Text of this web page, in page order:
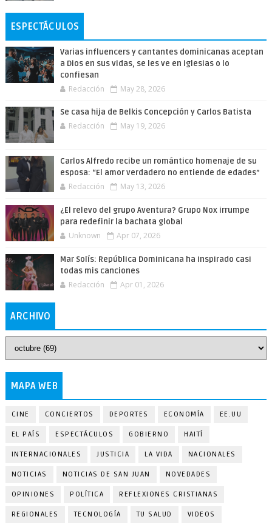
ESPECTÁCULOS
Varias influencers y cantantes dominicanas aceptan
a Dios en sus vidas, se les ve en iglesias o lo
confiesan
Redacción May 28, 2026
Se casa hija de Belkis Concepción y Carlos Batista
Redacción May 19, 2026
Carlos Alfredo recibe un romántico homenaje de su
esposa: “El amor verdadero no entiende de edades”
Redacción May 13, 2026
¿El relevo del grupo Aventura? Grupo Nox irrumpe
para redefinir la bachata global
Unknown Apr 07, 2026
Mar Solís: República Dominicana ha inspirado casi
todas mis canciones
Redacción Apr 01, 2026
ARCHIVO
MAPA WEB
CINE CONCIERTOS DEPORTES ECONOMÍA EE.UU
EL PAÍS ESPECTÁCULOS GOBIERNO HAITÍ
INTERNACIONALES JUSTICIA LA VIDA NACIONALES
NOTICIAS NOTICIAS DE SAN JUAN NOVEDADES
OPINIONES POLÍTICA REFLEXIONES CRISTIANAS
REGIONALES TECNOLOGÍA TU SALUD VIDEOS